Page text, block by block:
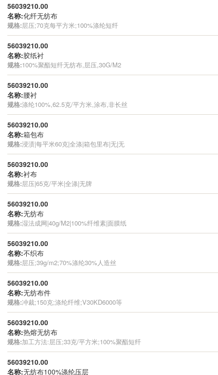
56039210.00
名称:化纤无纺布
规格:层压;70克每平方米;100%涤纶短纤
56039210.00
名称:胶纸衬
规格:100%聚酯短纤无纺布,层压,30G/M2
56039210.00
名称:腰衬
规格:涤纶100%,62.5克/平方米,涂布,非长丝
56039210.00
名称:箱包布
规格:浸渍|每平米60克|全涤|箱包里布|无|无
56039210.00
名称:衬布
规格:层压|65克/平米|全涤|无牌
56039210.00
名称:无纺布
规格:湿法成网|40g/M2|100%纤维素|面膜纸
56039210.00
名称:不织布
规格:层压;39g/m2;70%涤纶30%人造丝
56039210.00
名称:无纺布件
规格:冲裁;150克;涤纶纤维;V30KD6000等
56039210.00
名称:热熔无纺布
规格:加工方法:层压;33克/平方米;100%聚酯短纤
56039210.00
名称:无纺布100%涤纶压层